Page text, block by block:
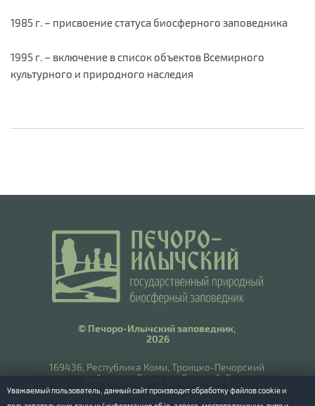
1985 г. – присвоение статуса биосферного заповедника
1995 г. – включение в список объектов Всемирного
культурного и природного наследия
© Печоро-Илычский заповедник,
2026
169436, Республика Коми, Троицко-Печорский
район, пст. Якша, ул. Ланиной, 8
Уважаемый пользователь, данный сайт производит обработку файлов cookie и